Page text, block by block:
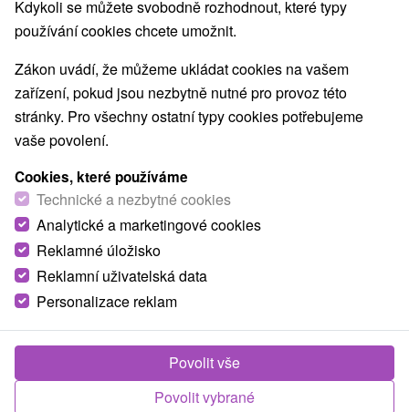
Žilinský kraj -Liptovský Ján
Nadmořská výška: 2045 m.n.m. Národní přírodní
rezervace a nejvyšší vrch v Nízkých Tatrách. Leží na
hlavním hřebenu Nízkých...
ZOBRAZIT
Kdykoli se můžete svobodně rozhodnout, které typy
používání cookies chcete umožnit.
Zákon uvádí, že můžeme ukládat cookies na vašem
zařízení, pokud jsou nezbytně nutné pro provoz této
stránky. Pro všechny ostatní typy cookies potřebujeme
vaše povolení.
Cookies, které používáme
Technické a nezbytné cookies
Analytické a marketingové cookies
Reklamné úložisko
Reklamní uživatelská data
Personalizace reklam
Povolit vybrané
Povolit vše